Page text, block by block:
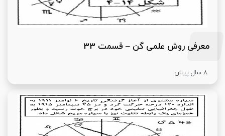
معرفی روش علمی گن – قسمت 33
8 سال پیش